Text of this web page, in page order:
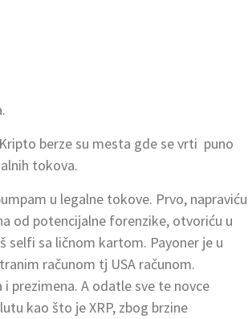
berze su mesta gde se vrti puno
tokova.
u legalne tokove. Prvo, napraviću
od potencijalne forenzike, otvoriću u
selfi sa ličnom kartom. Payoner je u
računom tj USA računom.
prezimena. A odatle sve te novce
kao što je XRP, zbog brzine